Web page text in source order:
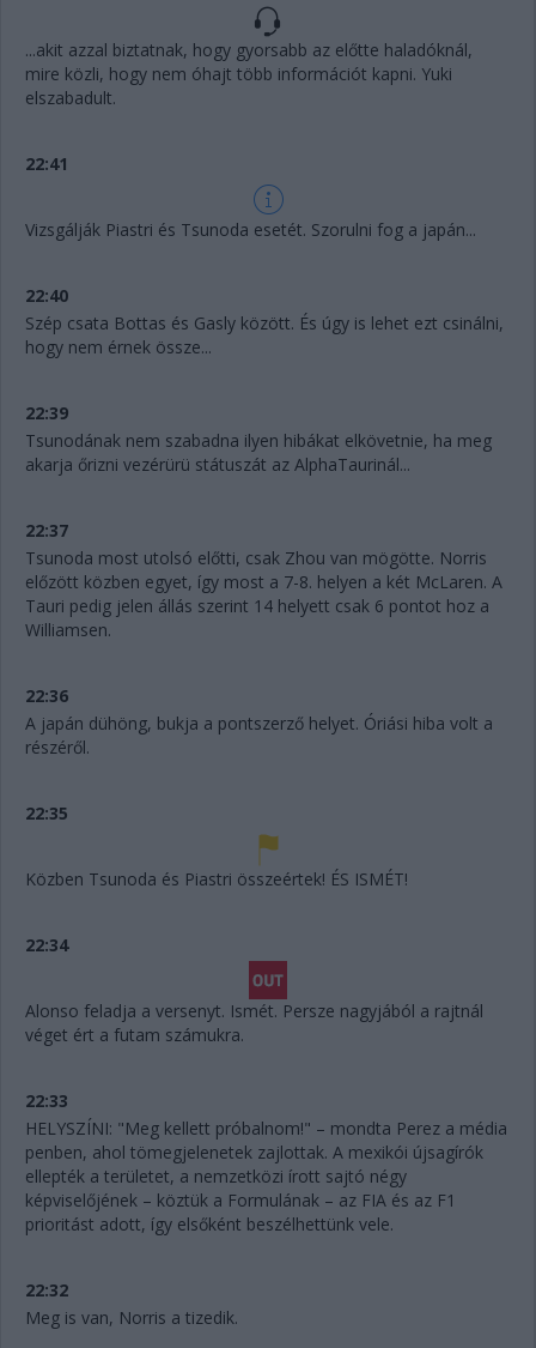
...akit azzal biztatnak, hogy gyorsabb az előtte haladóknál,
mire közli, hogy nem óhajt több információt kapni. Yuki
elszabadult.
22:41
Vizsgálják Piastri és Tsunoda esetét. Szorulni fog a japán...
22:40
Szép csata Bottas és Gasly között. És úgy is lehet ezt csinálni,
hogy nem érnek össze...
22:39
Tsunodának nem szabadna ilyen hibákat elkövetnie, ha meg
akarja őrizni vezérürü státuszát az AlphaTaurinál...
22:37
Tsunoda most utolsó előtti, csak Zhou van mögötte. Norris
előzött közben egyet, így most a 7-8. helyen a két McLaren. A
Tauri pedig jelen állás szerint 14 helyett csak 6 pontot hoz a
Williamsen.
22:36
A japán dühöng, bukja a pontszerző helyet. Óriási hiba volt a
részéről.
22:35
Közben Tsunoda és Piastri összeértek! ÉS ISMÉT!
22:34
Alonso feladja a versenyt. Ismét. Persze nagyjából a rajtnál
véget ért a futam számukra.
22:33
HELYSZÍNI: "Meg kellett próbalnom!" – mondta Perez a média
penben, ahol tömegjelenetek zajlottak. A mexikói újsagírók
ellepték a területet, a nemzetközi írott sajtó négy
képviselőjének – köztük a Formulának – az FIA és az F1
prioritást adott, így elsőként beszélhettünk vele.
22:32
Meg is van, Norris a tizedik.